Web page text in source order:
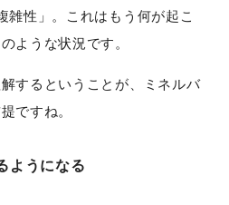
雑性」。これはもう何が起こ
ような状況です。
するということが、ミネルバ
ですね。
ようになる